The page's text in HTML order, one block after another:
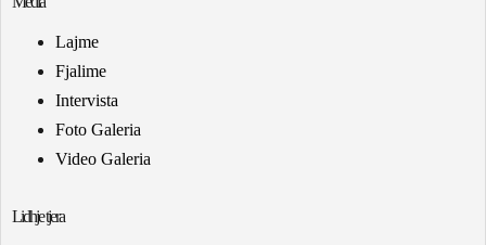
Lajme
Fjalime
Intervista
Foto Galeria
Video Galeria
Lidhje tjera